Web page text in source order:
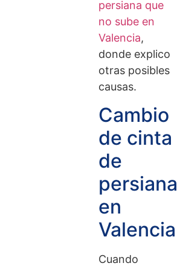
persiana que
no sube en
Valencia,
donde explico
otras posibles
causas.
Cambio
de cinta
de
persiana
en
Valencia
Cuando